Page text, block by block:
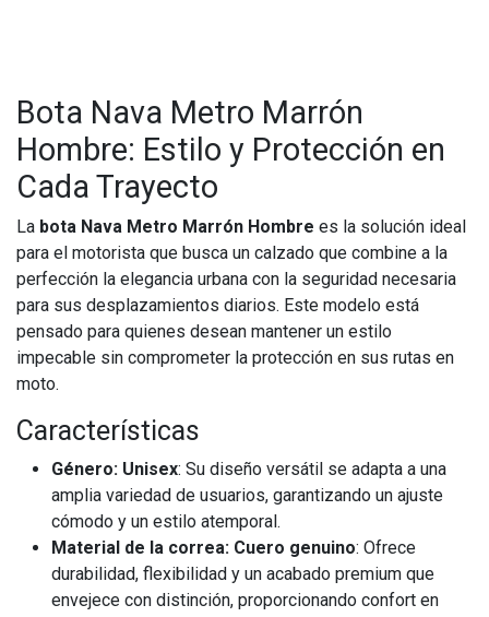
Bota Nava Metro Marrón
Hombre: Estilo y Protección en
Cada Trayecto
La bota Nava Metro Marrón Hombre es la solución ideal
para el motorista que busca un calzado que combine a la
perfección la elegancia urbana con la seguridad necesaria
para sus desplazamientos diarios. Este modelo está
pensado para quienes desean mantener un estilo
impecable sin comprometer la protección en sus rutas en
moto.
Características
Género: Unisex: Su diseño versátil se adapta a una
amplia variedad de usuarios, garantizando un ajuste
cómodo y un estilo atemporal.
Material de la correa: Cuero genuino: Ofrece
durabilidad, flexibilidad y un acabado premium que
envejece con distinción, proporcionando confort en